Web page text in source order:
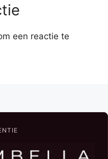
een reactie te